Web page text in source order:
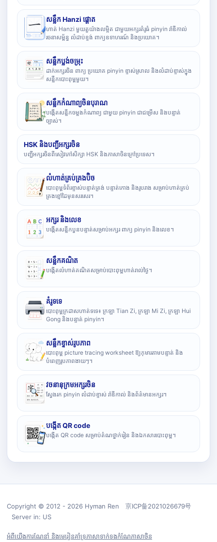
សន្លឹក Hanzi ផ្តោត
ហាត់ Hanzi មួយតួយ៉ាងលម្អិត ជាមួយអក្សរគំរូធំ pinyin រ៉ាឌីកាល់
រចនាសម្ព័ន្ធ លំដាប់ខ្ទង់ ពាក្យឧទាហរណ៍ និងប្រយោគ។
សន្លឹកប្លង់ចម្រុះ
ដាក់អក្សរចិន ពាក្យ ប្រយោគ pinyin ខ្ទាស់ស្រាល និងលំដាប់ខ្ទាស់ក្នុង
សន្លឹកបោះពុម្ពមួយ។
សន្លឹកកំណាព្យចិនបុរាណ
បង្កើតសន្លឹកចម្លងកំណាព្យ ជាមួយ pinyin ជាជម្រើស និងបន្ទាត់
ច្បាស់។
HSK និងបញ្ជីអក្សរចិន
បញ្ជីអក្សរចិនពីសៀវភៅសិក្សា HSK និងភាសាចិនក្រៅប្រទេស។
លំហាត់គ្រប់គ្រងប៊ិច
បោះពុម្ពទំព័រខ្ទាស់បន្ទាត់ត្រង់ បន្ទាត់កោង និងរូបរាង សម្រាប់ហាត់គ្រប់
គ្រងខ្មៅដៃមុនសរសេរ។
អក្សរ និងលេខ
បង្កើតសន្លឹកបួនបន្ទាត់សម្រាប់អក្សរ ពាក្យ pinyin និងលេខ។
សន្លឹកគណិត
បង្កើតលំហាត់គណិតសម្រាប់បោះពុម្ពហាត់រាល់ថ្ងៃ។
គំរូទទេ
បោះពុម្ពក្រដាសហាត់ទទេ៖ ក្រឡា Tian Zi, ក្រឡា Mi Zi, ក្រឡា Hui
Gong និងបន្ទាត់ pinyin។
សន្លឹកខ្ទាស់រូបភាព
បោះពុម្ព picture tracing worksheet ឱ្យកុមារតាមបន្ទាត់ និង
បំពេញរូបភាពងាយៗ។
វចនានុក្រមអក្សរចិន
ស្វែងរក pinyin លំដាប់ខ្ទាស់ រ៉ាឌីកាល់ និងព័ត៌មានអក្សរ។
បង្កើត QR code
បង្កើត QR code សម្រាប់តំណថ្នាក់រៀន និងឯកសារបោះពុម្ព។
Copyright © 2012 - 2026 Hyman Ren 京ICP备2021026679号
Server in: US
អំពីយើងការណែនាំ និងមេរៀនគាំទ្រភាសាទាក់ទងកំណែភាសាចិន